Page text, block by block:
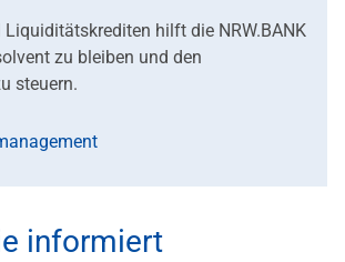
hilft die NRW.BANK
zu bleiben und den
steuern.
informiert